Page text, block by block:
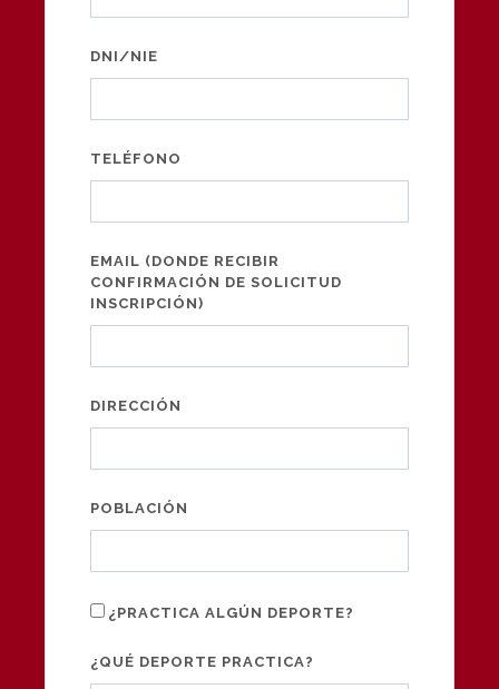
DNI/NIE
TELÉFONO
EMAIL (DONDE RECIBIR
CONFIRMACIÓN DE SOLICITUD
INSCRIPCIÓN)
DIRECCIÓN
POBLACIÓN
¿PRACTICA ALGÚN DEPORTE?
¿QUÉ DEPORTE PRACTICA?